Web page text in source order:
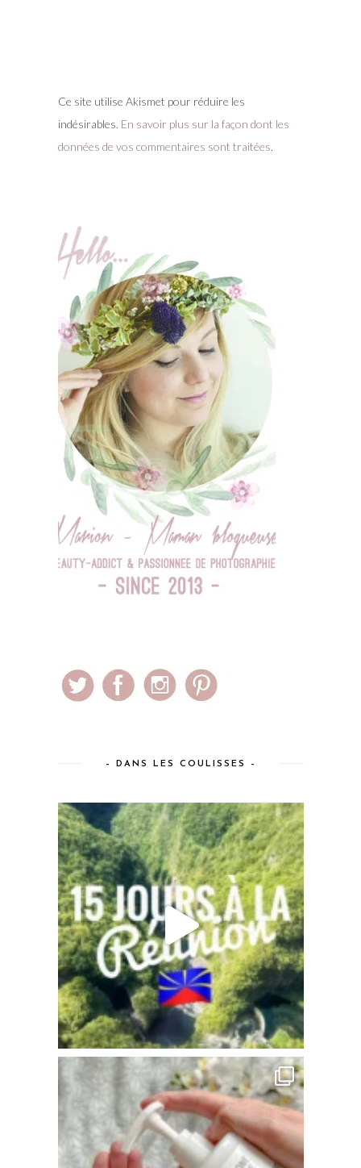
Ce site utilise Akismet pour réduire les
indésirables. En savoir plus sur la façon dont les
données de vos commentaires sont traitées.
– DANS LES COULISSES –